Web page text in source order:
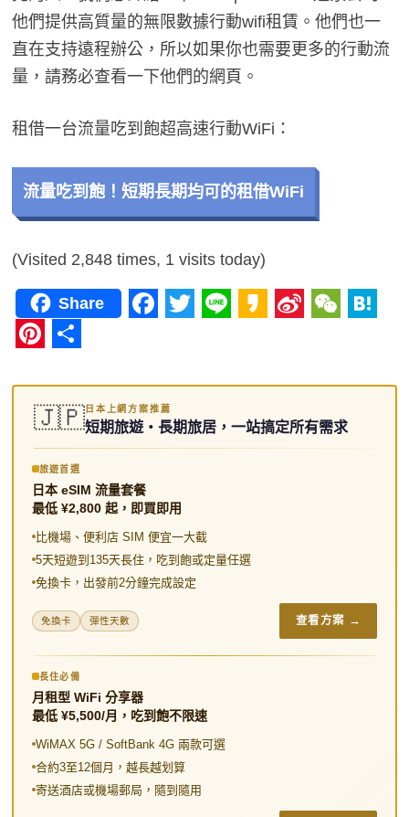
他們提供高質量的無限數據行動wifi租賃。他們也一
直在支持遠程辦公，所以如果你也需要更多的行動流
量，請務必查看一下他們的網頁。
租借一台流量吃到飽超高速行動WiFi：
流量吃到飽！短期長期均可的租借WiFi
(Visited 2,848 times, 1 visits today)
Share
c
e
b
o
o
k
i
t
t
r
n
e
k
a
o
n
a
W
C
h
a
t
i
e
e
享
🇯🇵日本上網方案推薦
短期旅遊・長期旅居，一站搞定所有需求
旅遊首選
日本 eSIM 流量套餐
最低 ¥2,800 起，即買即用
比機場、便利店 SIM 便宜一大截
5天短遊到135天長住，吃到飽或定量任選
免換卡，出發前2分鐘完成設定
免換卡 彈性天數 查看方案 →
長住必備
月租型 WiFi 分享器
最低 ¥5,500/月，吃到飽不限速
WiMAX 5G / SoftBank 4G 兩款可選
合約3至12個月，越長越划算
寄送酒店或機場郵局，隨到隨用